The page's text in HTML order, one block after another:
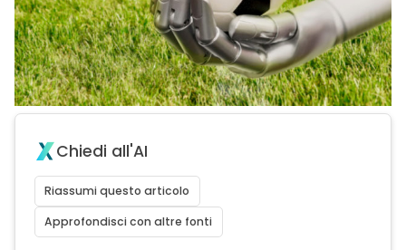
Chiedi all'AI
Riassumi questo articolo
Approfondisci con altre fonti